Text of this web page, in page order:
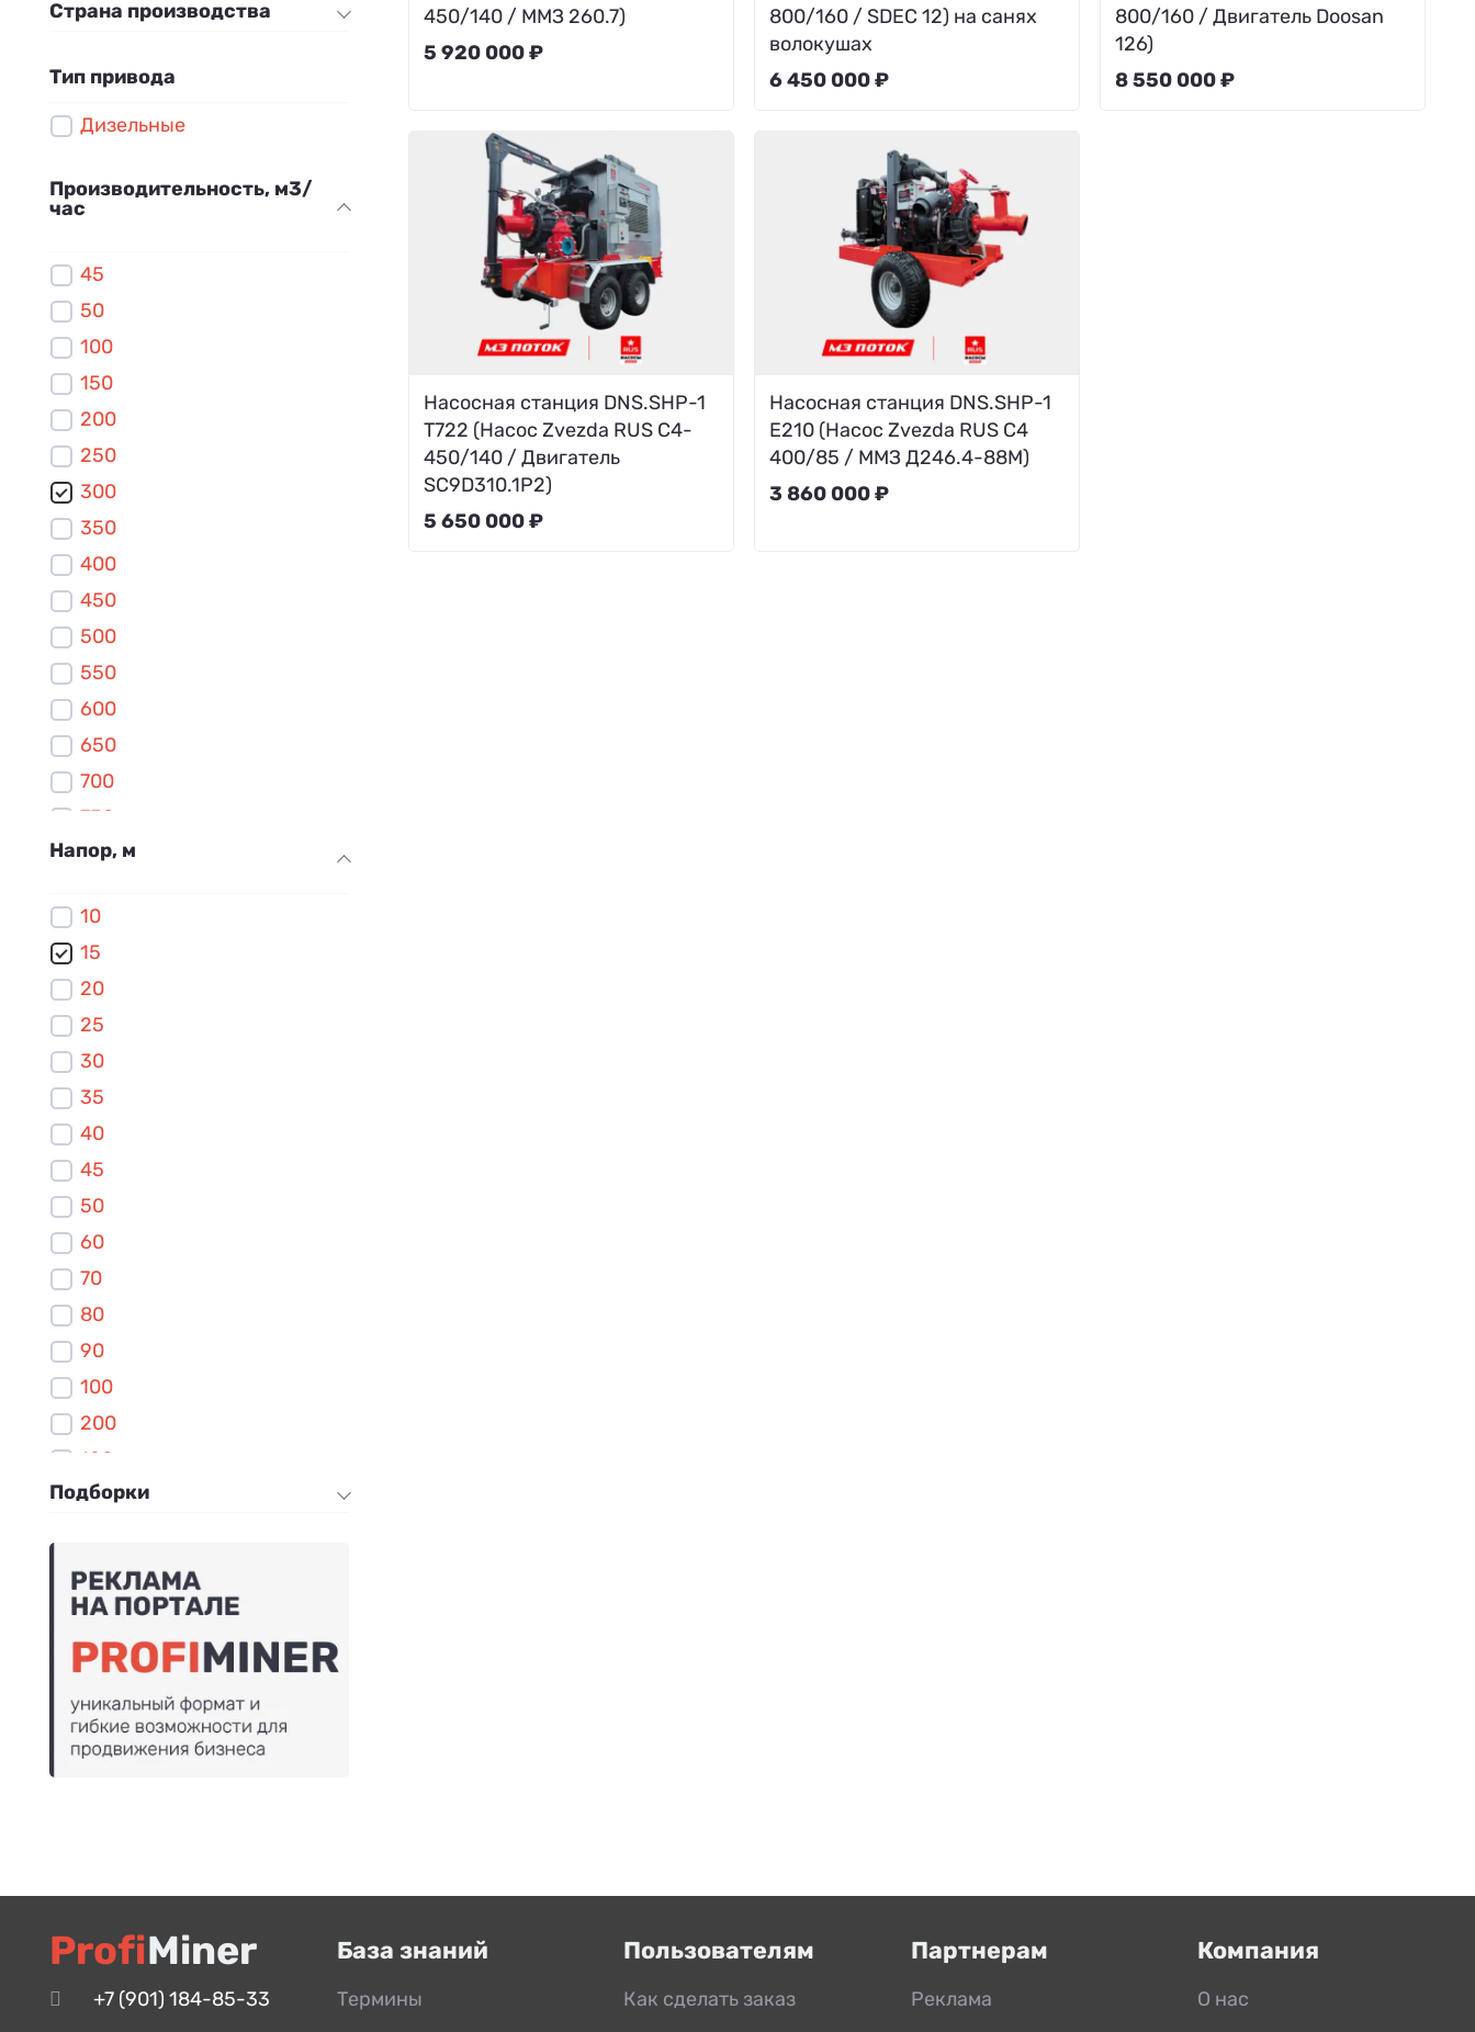
Страна производства
Тип привода
Дизельные
Производительность, м3/
час
45
50
100
150
200
250
300
350
400
450
500
550
600
650
700
750
800
900
950
1000
1100
1200
1300
1400
1500
1600
1700
1800
Напор, м
10
15
20
25
30
35
40
45
50
60
70
80
90
100
200
120
Подборки
450/140 / ММЗ 260.7)
5 920 000 ₽
800/160 / SDEC 12) на санях
волокушах
6 450 000 ₽
800/160 / Двигатель Doosan
126)
8 550 000 ₽
Насосная станция DNS.SHP-1
T722 (Насос Zvezda RUS C4-
450/140 / Двигатель
SC9D310.1P2)
5 650 000 ₽
Насосная станция DNS.SHP-1
E210 (Насос Zvezda RUS C4
400/85 / ММЗ Д246.4-88М)
3 860 000 ₽
ProfiMiner
+7 (901) 184-85-33
База знаний
Термины
Пользователям
Как сделать заказ
Партнерам
Реклама
Компания
О нас